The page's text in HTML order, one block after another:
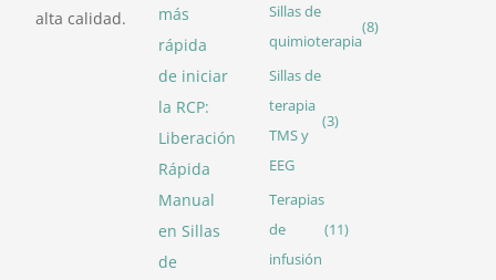
alta calidad.
más
rápida
de iniciar
la RCP:
Liberación
Rápida
Manual
en Sillas
de
Sillas de
quimioterapia
(8)
Sillas de
terapia
TMS y
EEG
(3)
Terapias
de
infusión
(11)